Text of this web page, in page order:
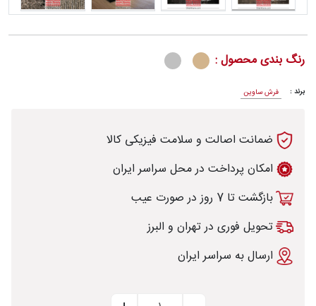
تماس
رنگ بندی محصول :
برند : فرش ساوین
ضمانت اصالت و سلامت فیزیکی کالا
امکان پرداخت در محل سراسر ایران
بازگشت تا 7 روز در صورت عیب
تحویل فوری در تهران و البرز
ارسال به سراسر ایران